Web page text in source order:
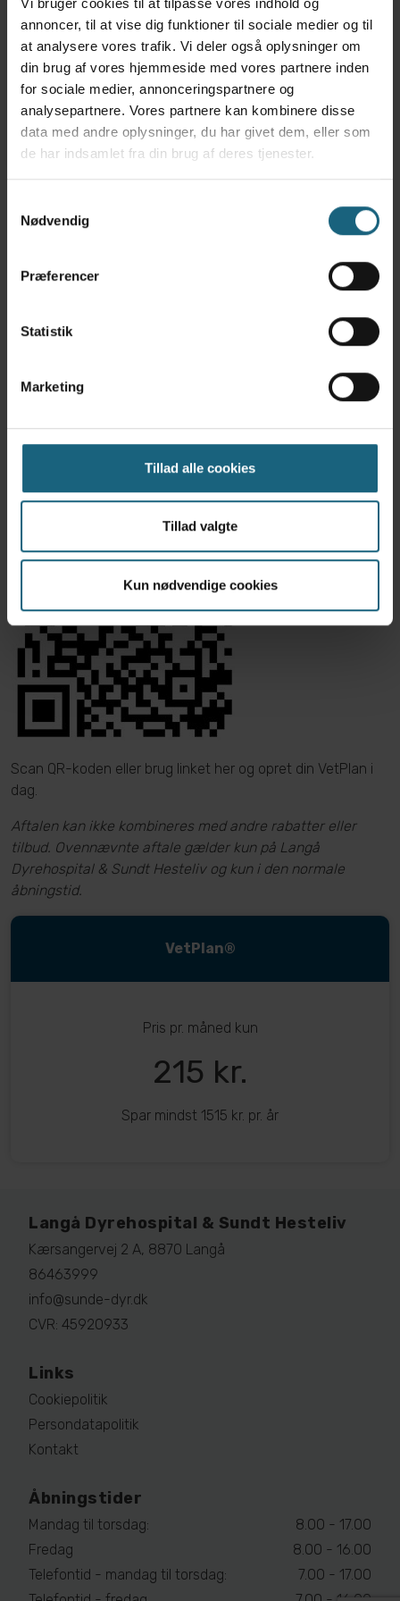
Vi bruger cookies til at tilpasse vores indhold og
annoncer, til at vise dig funktioner til sociale medier og til
at analysere vores trafik. Vi deler også oplysninger om
din brug af vores hjemmeside med vores partnere inden
for sociale medier, annonceringspartnere og
analysepartnere. Vores partnere kan kombinere disse
data med andre oplysninger, du har givet dem, eller som
de har indsamlet fra din brug af deres tjenester.
Nødvendig
Præferencer
Statistik
Marketing
Tillad alle cookies
Tillad valgte
Kun nødvendige cookies
Fri recept- og
udleveringsgebyr
432 kr.
Total 4095 kr. 2580 kr.
400 kr. rabat på honorar ved sterilisation/
200 kr. rabat på honorar ved tandrens
100 kr. rabat på honorar ved røntgen (også tandrøntgen)
Tandtjek
Vægtkontrol
Op til 25% rabat på forsikringer hos Dyrekassen Danmark
Scan QR-koden eller brug linket her og opret din VetPlan i
dag.
Aftalen kan ikke kombineres med andre rabatter eller
tilbud. Ovennævnte aftale gælder kun på Langå
Dyrehospital & Sundt Hesteliv og kun i den normale
åbningstid.
VetPlan®
Pris pr. måned kun
215 kr.
Spar mindst 1515 kr. pr. år
Langå Dyrehospital & Sundt Hesteliv
Kærsangervej 2 A, 8870 Langå
86463999
info@sunde-dyr.dk
CVR: 45920933
Links
Cookiepolitik
Persondatapolitik
Kontakt
Åbningstider
Mandag til torsdag:
8.00 - 17.00
Fredag
8.00 - 16.00
Telefontid - mandag til torsdag:
7.00 - 17.00